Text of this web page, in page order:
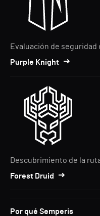
Evaluación de seguridad
Purple Knight
Descubrimiento de la
Forest Druid
Por qué Semperis